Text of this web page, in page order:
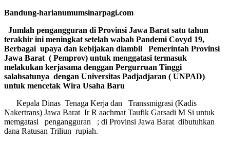
Bandung-harianumumsinarpagi.com
Jumlah pengangguran di Provinsi Jawa Barat satu tahun
terakhir ini meningkat setelah wabah Pandemi Covyd 19,
Berbagai upaya dan kebijakan diambil Pemerintah Provinsi
Jawa Barat ( Pemprov) untuk menggatasi termasuk
melakukan kerjasama denggan Pergurruan Tinggi
salahsatunya dengan Universitas Padjadjaran ( UNPAD)
untuk mencetak Wira Usaha Baru
Kepala Dinas Tenaga Kerja dan Transsmigrasi (Kadis
Nakertrans) Jawa Barat Ir R aachmat Taufik Garsadi M Si untuk
memgatasi pengangguran ; di Provinsi Jawa Barat dibutuhkan
dana Ratusan Triliun rupiah.